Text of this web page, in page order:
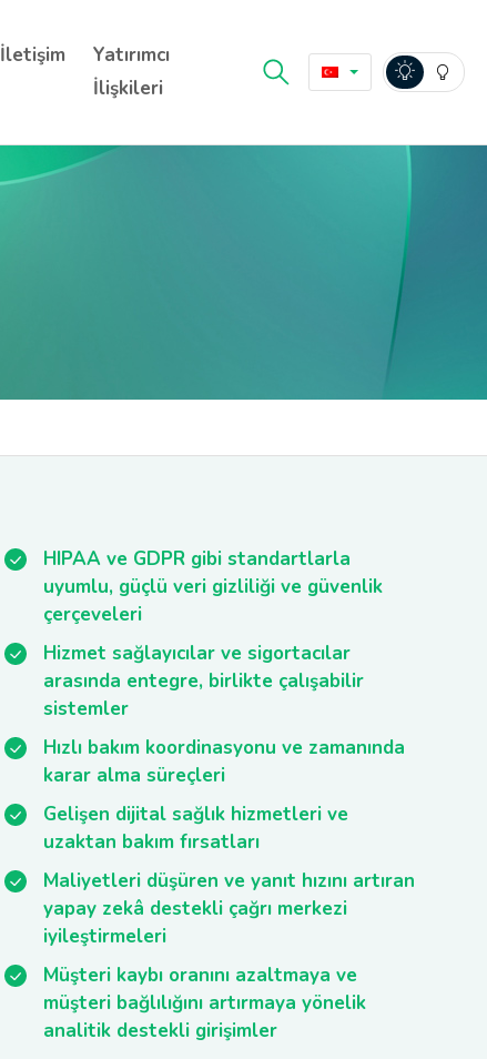
İletişim
Yatırımcı
İlişkileri
HIPAA ve GDPR gibi standartlarla
uyumlu, güçlü veri gizliliği ve güvenlik
çerçeveleri
Hizmet sağlayıcılar ve sigortacılar
arasında entegre, birlikte çalışabilir
sistemler
Hızlı bakım koordinasyonu ve zamanında
karar alma süreçleri
Gelişen dijital sağlık hizmetleri ve
uzaktan bakım fırsatları
Maliyetleri düşüren ve yanıt hızını artıran
yapay zekâ destekli çağrı merkezi
iyileştirmeleri
Müşteri kaybı oranını azaltmaya ve
müşteri bağlılığını artırmaya yönelik
analitik destekli girişimler